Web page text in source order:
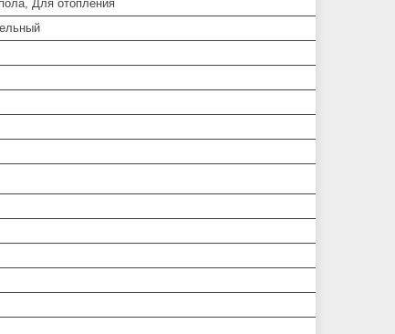
Для отопления